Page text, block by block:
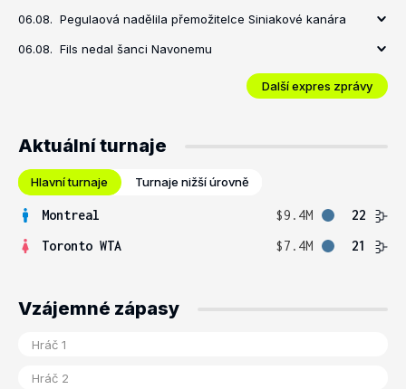
06.08. Pegulaová nadělila přemožitelce Siniakové kanára
06.08. Fils nedal šanci Navonemu
Další expres zprávy
Aktuální turnaje
Hlavní turnaje Turnaje nižší úrovně
Montreal $9.4M
22
Toronto WTA
$7.4M 21
Vzájemné zápasy